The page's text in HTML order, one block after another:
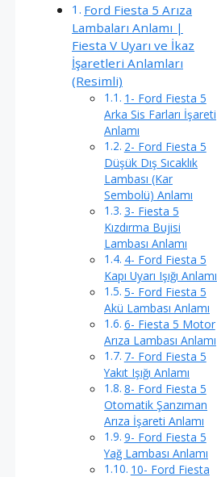
Ford Fiesta 5 Arıza
Lambaları Anlamı |
Fiesta V Uyarı ve İkaz
İşaretleri Anlamları
(Resimli)
1- Ford Fiesta 5
Arka Sis Farları İşareti
Anlamı
2- Ford Fiesta 5
Düşük Dış Sıcaklık
Lambası (Kar
Sembolü) Anlamı
3- Fiesta 5
Kızdırma Bujisi
Lambası Anlamı
4- Ford Fiesta 5
Kapı Uyarı Işığı Anlamı
5- Ford Fiesta 5
Akü Lambası Anlamı
6- Fiesta 5 Motor
Arıza Lambası Anlamı
7- Ford Fiesta 5
Yakıt Işığı Anlamı
8- Ford Fiesta 5
Otomatik Şanzıman
Arıza İşareti Anlamı
9- Ford Fiesta 5
Yağ Lambası Anlamı
10- Ford Fiesta